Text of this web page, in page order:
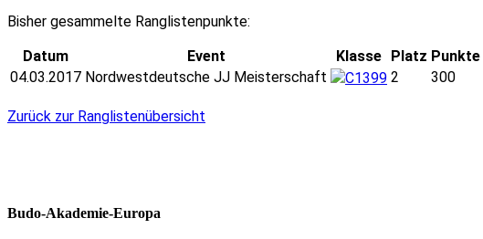
Bisher gesammelte Ranglistenpunkte:
Datum
Event Klasse Platz Punkte
04.03.2017 Nordwestdeutsche JJ Meisterschaft C1399 2 300
Zurück zur Ranglistenübersicht
Budo-Akademie-Europa